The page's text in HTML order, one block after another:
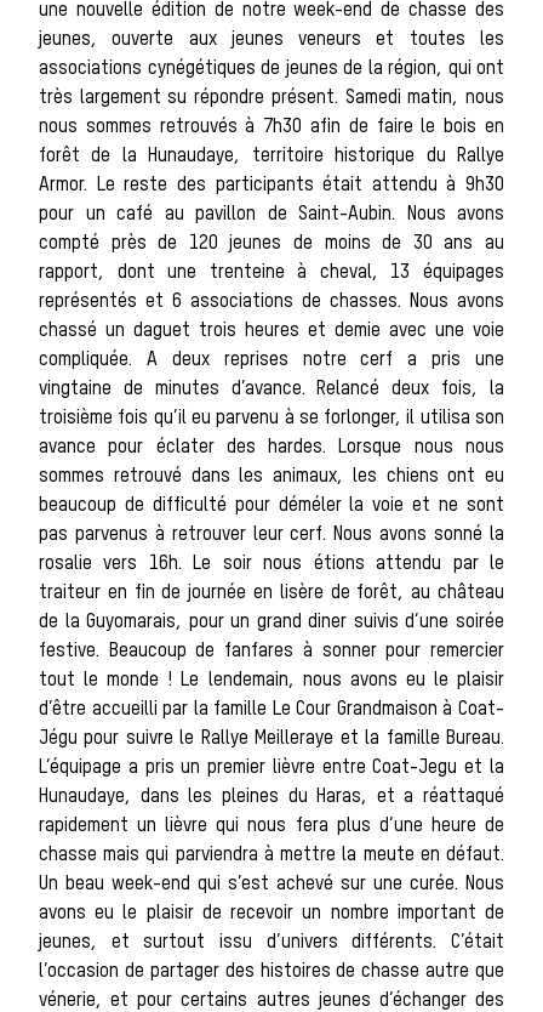
Les
idées
Bien-
une nouvelle édition de notre week-end de chasse des
jeunes, ouverte aux jeunes veneurs et toutes les
associations cynégétiques de jeunes de la région, qui ont
très largement su répondre présent. Samedi matin, nous
nous sommes retrouvés à 7h30 afin de faire le bois en
forêt de la Hunaudaye, territoire historique du Rallye
Armor. Le reste des participants était attendu à 9h30
pour un café au pavillon de Saint-Aubin. Nous avons
compté près de 120 jeunes de moins de 30 ans au
rapport, dont une trenteine à cheval, 13 équipages
représentés et 6 associations de chasses. Nous avons
chassé un daguet trois heures et demie avec une voie
compliquée. A deux reprises notre cerf a pris une
vingtaine de minutes d’avance. Relancé deux fois, la
troisième fois qu’il eu parvenu à se forlonger, il utilisa son
avance pour éclater des hardes. Lorsque nous nous
sommes retrouvé dans les animaux, les chiens ont eu
beaucoup de difficulté pour déméler la voie et ne sont
pas parvenus à retrouver leur cerf. Nous avons sonné la
rosalie vers 16h. Le soir nous étions attendu par le
traiteur en fin de journée en lisère de forêt, au château
de la Guyomarais, pour un grand diner suivis d’une soirée
festive. Beaucoup de fanfares à sonner pour remercier
tout le monde ! Le lendemain, nous avons eu le plaisir
d’être accueilli par la famille Le Cour Grandmaison à Coat-
Jégu pour suivre le Rallye Meilleraye et la famille Bureau.
L’équipage a pris un premier lièvre entre Coat-Jegu et la
Hunaudaye, dans les pleines du Haras, et a réattaqué
rapidement un lièvre qui nous fera plus d’une heure de
chasse mais qui parviendra à mettre la meute en défaut.
Un beau week-end qui s’est achevé sur une curée. Nous
avons eu le plaisir de recevoir un nombre important de
jeunes, et surtout issu d’univers différents. C’était
l’occasion de partager des histoires de chasse autre que
vénerie, et pour certains autres jeunes d’échanger des